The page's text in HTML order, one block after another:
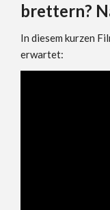
brettern?
In diesem kurzen
erwartet: